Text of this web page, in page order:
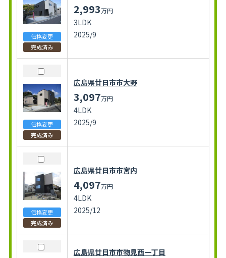
価格変更
完成済み
2,993万円
3LDK
2025/9
価格変更
完成済み
広島県廿日市市大野
3,097万円
4LDK
2025/9
価格変更
完成済み
広島県廿日市市宮内
4,097万円
4LDK
2025/12
広島県廿日市市物見西一丁目